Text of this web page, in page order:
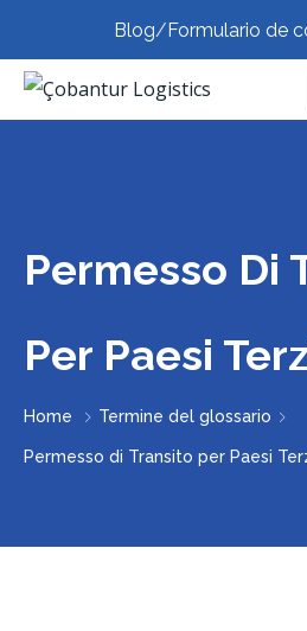
Blog/Formulario de
Permesso Di
Per Paesi
Home Termine del glossario
Permesso di Transito per Paesi